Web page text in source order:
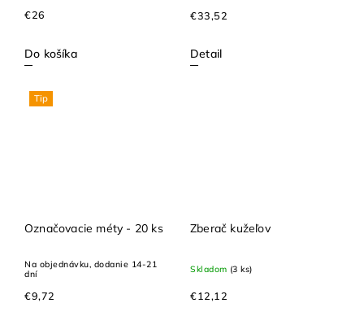
€26
Do košíka
€33,52
Detail
Tip
Označovacie méty - 20 ks
Na objednávku, dodanie 14-21
dní
€9,72
Zberač kužeľov
Skladom (3 ks)
€12,12